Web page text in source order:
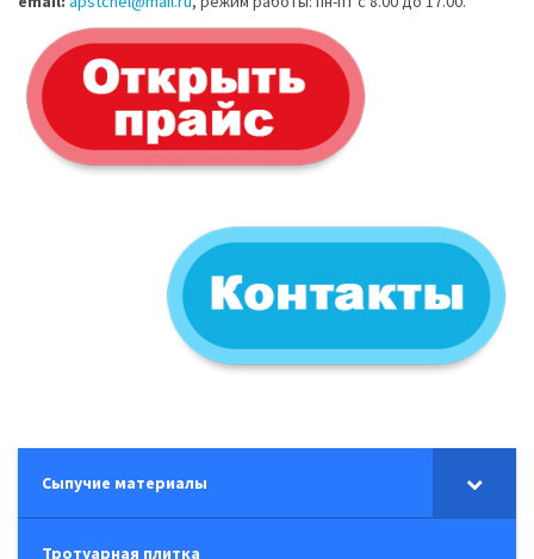
Сыпучие материалы
Тротуарная плитка